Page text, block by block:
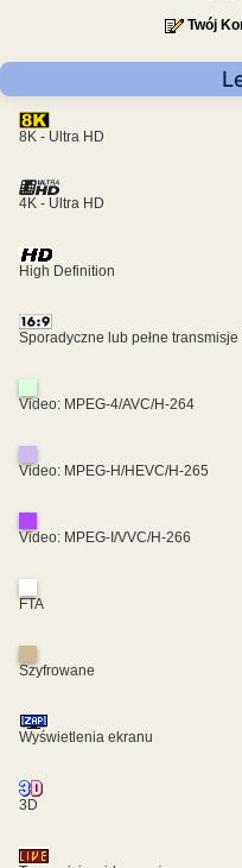
Twój
8K - Ultra HD
4K - Ultra HD
High Definition
Sporadyczne lub pełne transmisje
Video: MPEG-4/AVC/H-264
Video: MPEG-H/HEVC/H-265
Video: MPEG-I/VVC/H-266
FTA
Szyfrowane
Wyświetlenia ekranu
3D